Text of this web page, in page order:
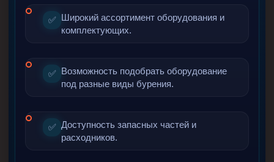
Муфта БТС 324
Муфта БТС 245
Муфта БТС 168
Муфта БТС 146
Муфта ОТТМ 245
✅ Широкий ассортимент оборудования и
комплектующих.
✅ Возможность подобрать оборудование
под разные виды бурения.
✅ Доступность запасных частей и
расходников.